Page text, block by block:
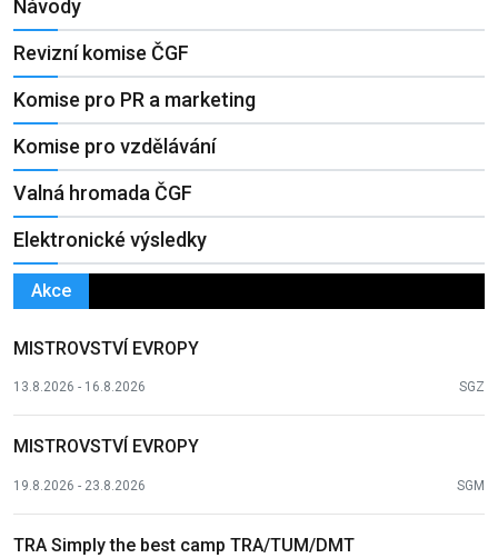
Návody
Revizní komise ČGF
Komise pro PR a marketing
Komise pro vzdělávání
Valná hromada ČGF
Elektronické výsledky
Akce
MISTROVSTVÍ EVROPY
13.8.2026 - 16.8.2026 SGZ
MISTROVSTVÍ EVROPY
19.8.2026 - 23.8.2026 SGM
TRA Simply the best camp TRA/TUM/DMT